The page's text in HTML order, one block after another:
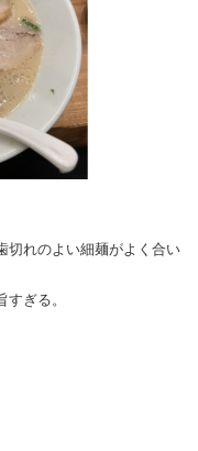
切れのよい細麺がよく合い
ぎる。